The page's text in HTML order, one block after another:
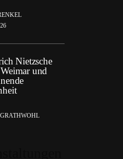
Nietzsche
und